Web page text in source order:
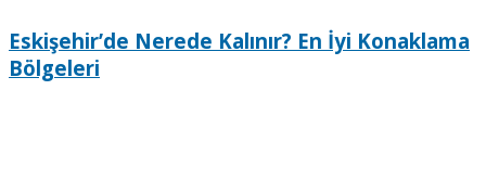
Eskişehir’de Nerede Kalınır? En İyi Konaklama
Bölgeleri